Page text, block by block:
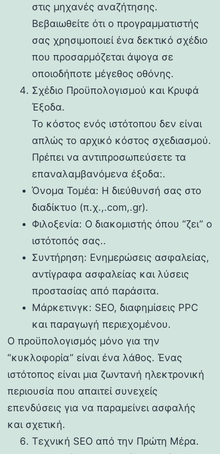
στις μηχανές αναζήτησης.
Βεβαιωθείτε ότι ο προγραμματιστής
σας χρησιμοποιεί ένα δεκτικό σχέδιο
που προσαρμόζεται άψογα σε
οποιοδήποτε μέγεθος οθόνης.
Σχέδιο Προϋπολογισμού και Κρυφά
Έξοδα.
Το κόστος ενός ιστότοπου δεν είναι
απλώς το αρχικό κόστος σχεδιασμού.
Πρέπει να αντιπροσωπεύσετε τα
επαναλαμβανόμενα έξοδα:.
Όνομα Τομέα: Η διεύθυνσή σας στο
διαδίκτυο (π.χ.,.com,.gr).
Φιλοξενία: Ο διακομιστής όπου “ζει” ο
ιστότοπός σας..
Συντήρηση: Ενημερώσεις ασφαλείας,
αντίγραφα ασφαλείας και λύσεις
προστασίας από παράσιτα.
Μάρκετινγκ: SEO, διαφημίσεις PPC
και παραγωγή περιεχομένου.
Ο προϋπολογισμός μόνο για την
“κυκλοφορία” είναι ένα λάθος. Ένας
ιστότοπος είναι μια ζωντανή ηλεκτρονική
περιουσία που απαιτεί συνεχείς
επενδύσεις για να παραμείνει ασφαλής
και σχετική.
Τεχνική SEO από την Πρώτη Μέρα.